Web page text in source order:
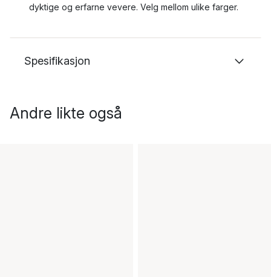
dyktige og erfarne vevere. Velg mellom ulike farger.
Spesifikasjon
Andre likte også